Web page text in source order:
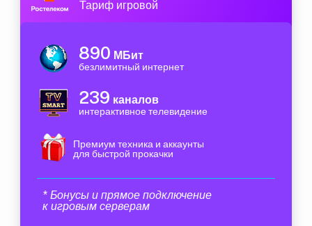
Тариф игровой
890 МБит
безлимитный интернет
239 каналов
интерактивное телевидение
Премиум техника и аккаунты
для быстрой прокачки
* Бонусы и прямое подключение
к игровым серверам